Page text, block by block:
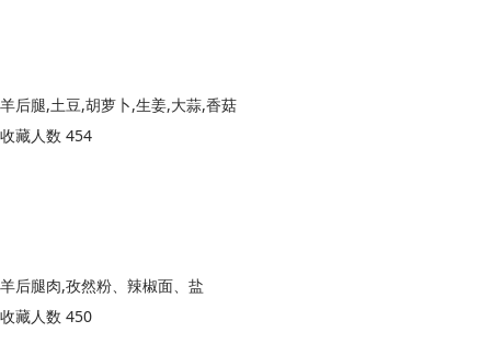
羊后腿,土豆,胡萝卜,生姜,大蒜,香菇
收藏人数 454
羊后腿肉,孜然粉、辣椒面、盐
收藏人数 450